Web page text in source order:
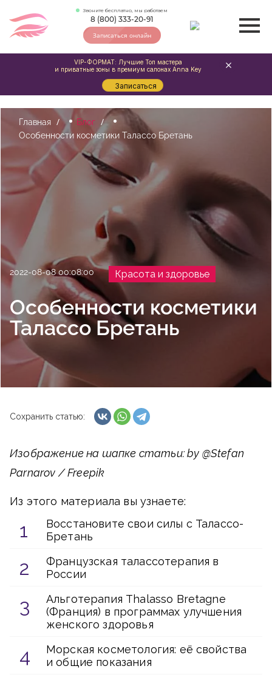
Звоните бесплатно, мы работаем
8 (800) 333-20-91
Записаться онлайн
Главная
Блог
Особенности косметики Талассо Бретань
2022-08-08 00:08:00 Красота и здоровье
Особенности косметики
Талассо Бретань
Сохранить статью:
Изображение на шапке статьи: by @Stefan
Parnarov / Freepik
Из этого материала вы узнаете:
Восстановите свои силы с Талассо-
Бретань
Французская талассотерапия в
России
Альготерапия Thalasso Bretagne
(Франция) в программах улучшения
женского здоровья
Морская косметология: её свойства
и общие показания
VIP-ФОРМАТ: Лучшие Топ мастера
и приватные зоны в премиум салонах Anna Key
Записаться